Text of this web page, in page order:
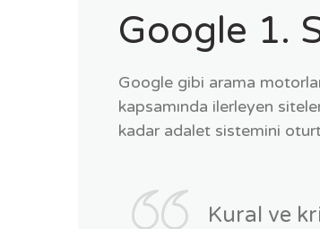
Google 1.
Google gibi arama
kapsamında ilerleyen
kadar adalet sistemini
Kural ve